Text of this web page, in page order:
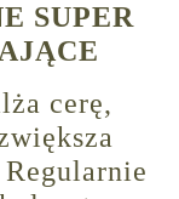
SUPER
cerę,